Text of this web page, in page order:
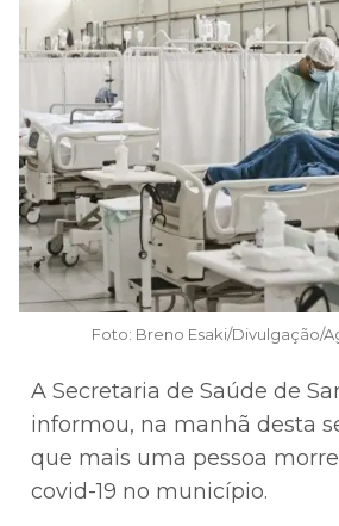
Foto: Breno Esaki/Divulgação/
A Secretaria de Saúde de
informou, na manhã desta
que mais uma pessoa
covid-19 no município.